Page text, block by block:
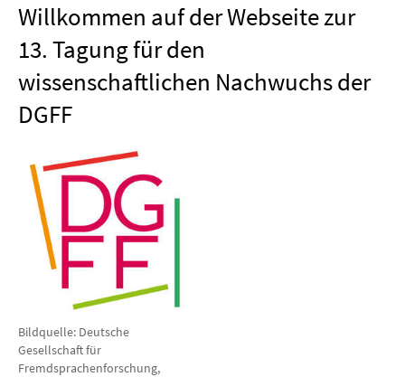
Willkommen auf der Webseite zur
13. Tagung für den
wissenschaftlichen Nachwuchs der
DGFF
Bildquelle: Deutsche
Gesellschaft für
Fremdsprachenforschung,